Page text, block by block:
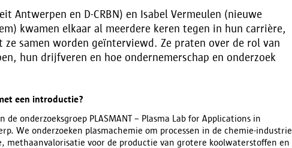
Antwerpen en D-CRBN) en Isabel Vermeulen (nieuwe
kwamen elkaar al meerdere keren tegen in hun carrière,
ze samen worden geïnterviewd. Ze praten over de rol van
hun drijfveren en hoe ondernemerschap en onderzoek
een introductie?
de onderzoeksgroep PLASMANT – Plasma Lab for Applications in
We onderzoeken plasmachemie om processen in de chemie-industrie
methaanvalorisatie voor de productie van grotere koolwaterstoffen en